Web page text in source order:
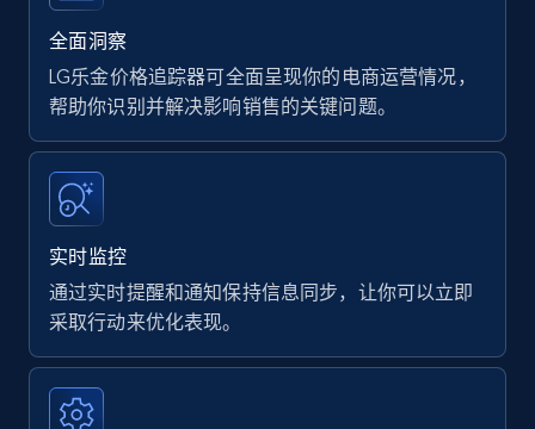
全面洞察
LG乐金价格追踪器可全面呈现你的电商运营情况，
帮助你识别并解决影响销售的关键问题。
实时监控
通过实时提醒和通知保持信息同步，让你可以立即
采取行动来优化表现。